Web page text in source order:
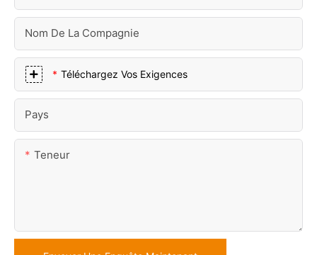
Nom De La Compagnie
Téléchargez Vos Exigences
Pays
Teneur